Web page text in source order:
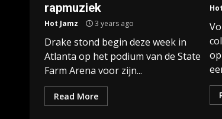
rapmuziek
Hot Jamz 3 years ago
Drake stond begin deze week in
Atlanta op het podium van de State
Farm Arena voor zijn...
Read More